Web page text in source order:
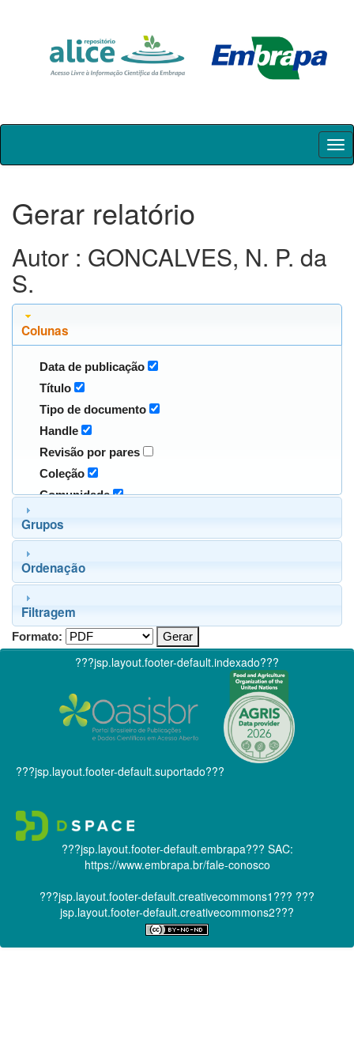
Skip
Gerar relatório
Autor : GONCALVES, N. P. da
S.
Colunas
Data de publicação
Título
Tipo de documento
Handle
Revisão por pares
Coleção
Comunidade
Grupos
Ordenação
Filtragem
Formato:
???jsp.layout.footer-default.indexado???
???jsp.layout.footer-default.suportado???
???jsp.layout.footer-default.embrapa??? SAC:
https://www.embrapa.br/fale-conosco
???jsp.layout.footer-default.creativecommons1??? ???
jsp.layout.footer-default.creativecommons2???